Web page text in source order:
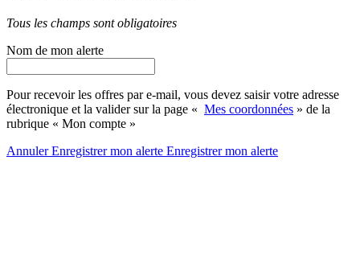
Tous les champs sont obligatoires
Nom de mon alerte
Pour recevoir les offres par e-mail, vous devez saisir votre adresse
électronique et la valider sur la page « Mes coordonnées » de la
rubrique « Mon compte »
AnnulerEnregistrer mon alerte Enregistrermon alerte